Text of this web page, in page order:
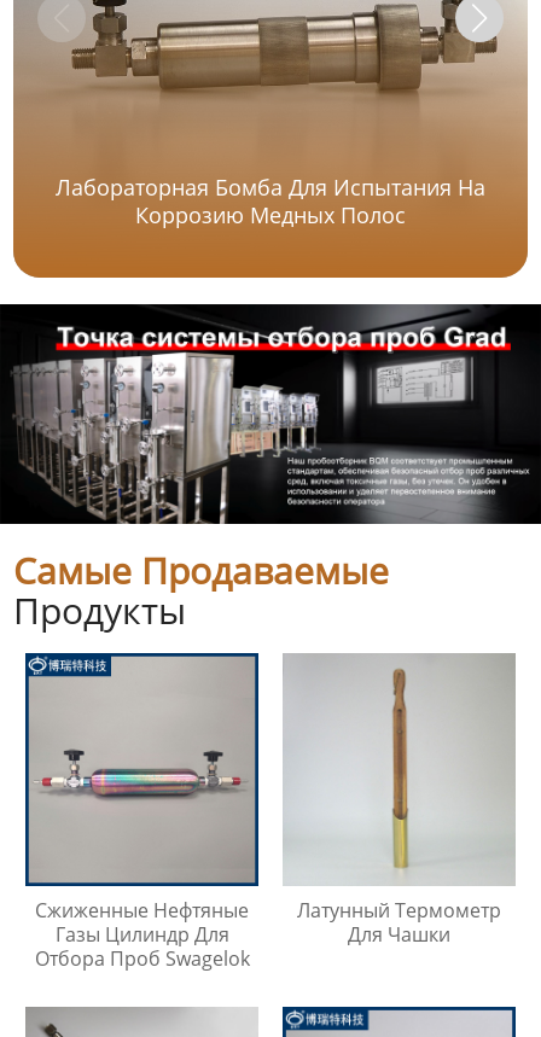
Лабораторная Бомба Для Испытания На
Коррозию Медных Полос
Самые Продаваемые
Продукты
Сжиженные Нефтяные
Газы Цилиндр Для
Отбора Проб Swagelok
Латунный Термометр
Для Чашки